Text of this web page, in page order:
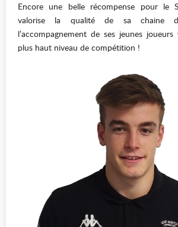
Encore une belle récompense pour le
valorise la qualité de sa chaine
l’accompagnement de ses jeunes joueurs
plus haut niveau de compétition !